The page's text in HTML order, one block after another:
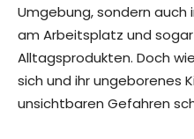
Umgebung, sondern auch
am Arbeitsplatz und
Alltagsprodukten. Doch
sich und ihr ungeborenes
unsichtbaren Gefahren